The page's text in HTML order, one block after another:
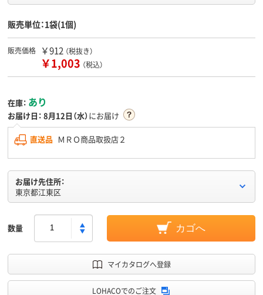
販売単位：1袋(1個)
販売価格 ￥912 （税抜き）
￥1,003 （税込）
在庫： あり
お届け日： 8月12日（水）にお届け
直送品 ＭＲＯ商品取扱店２
お届け先住所：
東京都江東区
数量 カゴへ
マイカタログへ登録
LOHACOでのご注文